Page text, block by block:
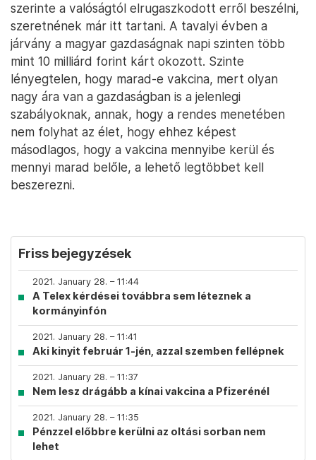
szerinte a valóságtól elrugaszkodott erről beszélni,
szeretnének már itt tartani. A tavalyi évben a
járvány a magyar gazdaságnak napi szinten több
mint 10 milliárd forint kárt okozott. Szinte
lényegtelen, hogy marad-e vakcina, mert olyan
nagy ára van a gazdaságban is a jelenlegi
szabályoknak, annak, hogy a rendes menetében
nem folyhat az élet, hogy ehhez képest
másodlagos, hogy a vakcina mennyibe kerül és
mennyi marad belőle, a lehető legtöbbet kell
beszerezni.
Friss bejegyzések
2021. January 28. – 11:44
A Telex kérdései továbbra sem léteznek a
kormányinfón
2021. January 28. – 11:41
Aki kinyit február 1-jén, azzal szemben fellépnek
2021. January 28. – 11:37
Nem lesz drágább a kínai vakcina a Pfizerénél
2021. January 28. – 11:35
Pénzzel előbbre kerülni az oltási sorban nem
lehet